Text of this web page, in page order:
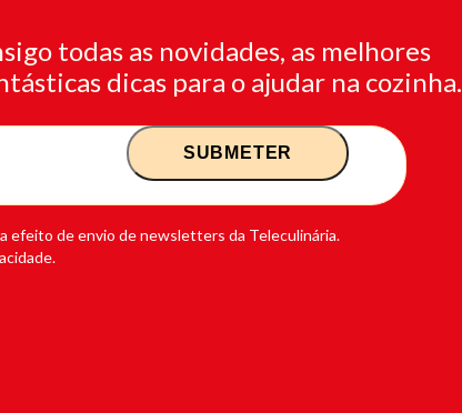
todas as novidades, as melhores
dicas para o ajudar na cozinha.
efeito de envio de newsletters da Teleculinária.